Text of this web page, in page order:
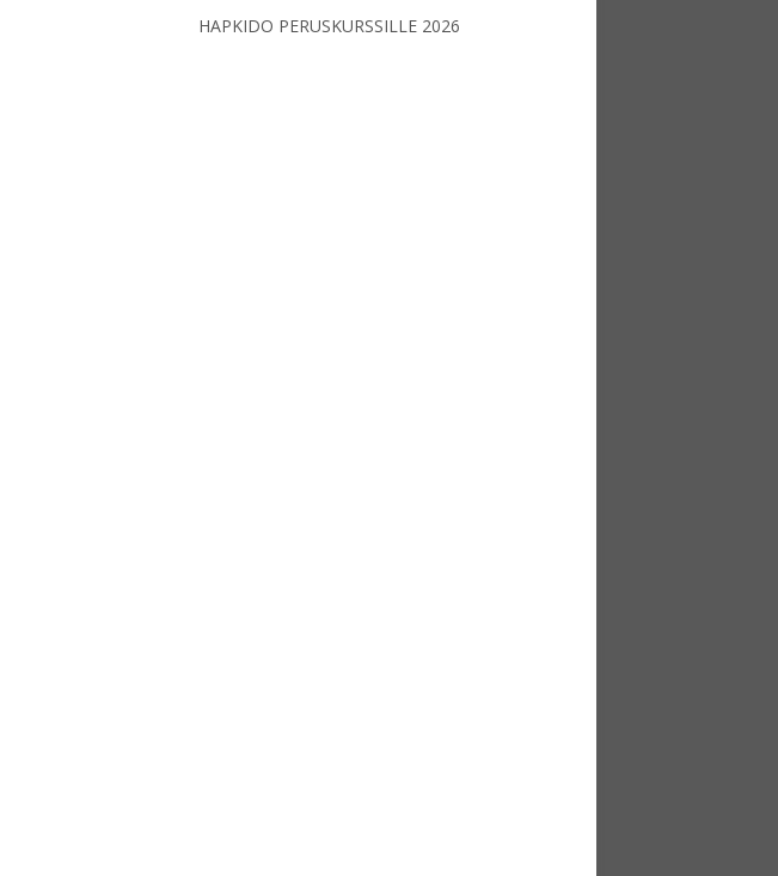
HAPKIDO PERUSKURSSILLE 2026